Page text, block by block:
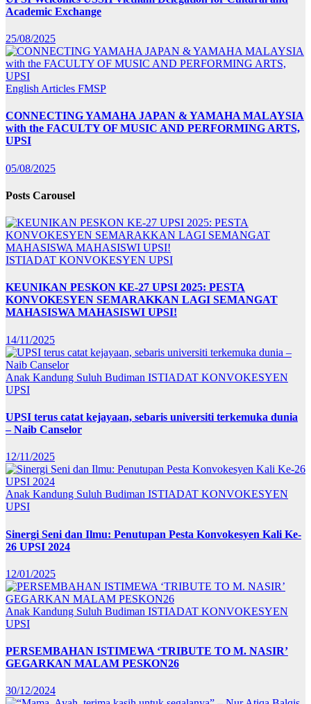
Academic Exchange
25/08/2025
English Articles FMSP
CONNECTING YAMAHA JAPAN & YAMAHA MALAYSIA
with the FACULTY OF MUSIC AND PERFORMING ARTS,
UPSI
05/08/2025
Posts Carousel
ISTIADAT KONVOKESYEN UPSI
KEUNIKAN PESKON KE-27 UPSI 2025: PESTA
KONVOKESYEN SEMARAKKAN LAGI SEMANGAT
MAHASISWA MAHASISWI UPSI!
14/11/2025
Anak Kandung Suluh Budiman ISTIADAT KONVOKESYEN
UPSI
UPSI terus catat kejayaan, sebaris universiti terkemuka dunia
– Naib Canselor
12/11/2025
Anak Kandung Suluh Budiman ISTIADAT KONVOKESYEN
UPSI
Sinergi Seni dan Ilmu: Penutupan Pesta Konvokesyen Kali Ke-
26 UPSI 2024
12/01/2025
Anak Kandung Suluh Budiman ISTIADAT KONVOKESYEN
UPSI
PERSEMBAHAN ISTIMEWA ‘TRIBUTE TO M. NASIR’
GEGARKAN MALAM PESKON26
30/12/2024